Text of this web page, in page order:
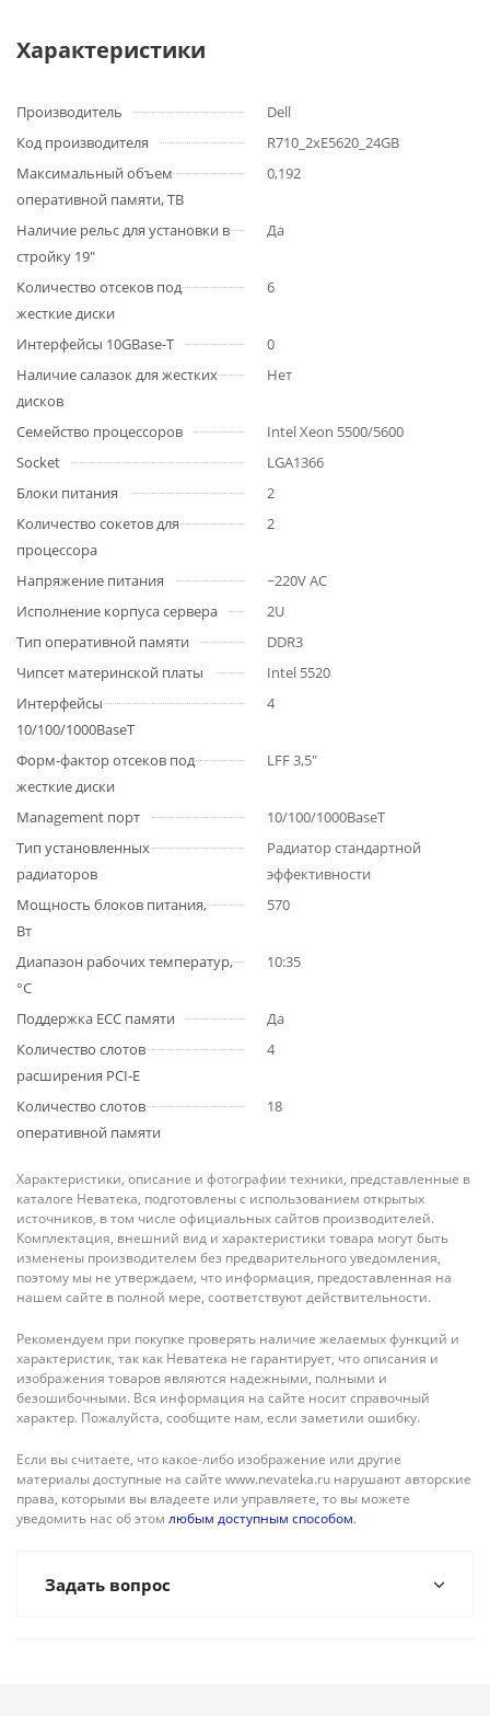
Характеристики
Производитель
Dell
Код производителя
R710_2xE5620_24GB
Максимальный объем
оперативной памяти, TB
0,192
Наличие рельс для установки в
стройку 19"
Да
Количество отсеков под
жесткие диски
6
Интерфейсы 10GBase-T
0
Наличие салазок для жестких
дисков
Нет
Семейство процессоров
Intel Xeon 5500/5600
Socket
LGA1366
Блоки питания
2
Количество сокетов для
процессора
2
Напряжение питания
~220V AC
Исполнение корпуса сервера
2U
Тип оперативной памяти
DDR3
Чипсет материнской платы
Intel 5520
Интерфейсы
10/100/1000BaseT
4
Форм-фактор отсеков под
жесткие диски
LFF 3,5"
Management порт
10/100/1000BaseT
Тип установленных
радиаторов
Радиатор стандартной
эффективности
Мощность блоков питания,
Вт
570
Диапазон рабочих температур,
°C
10:35
Поддержка ECC памяти
Да
Количество слотов
расширения PCI-E
4
Количество слотов
оперативной памяти
18
Характеристики, описание и фотографии техники, представленные в
каталоге Неватека, подготовлены с использованием открытых
источников, в том числе официальных сайтов производителей.
Комплектация, внешний вид и характеристики товара могут быть
изменены производителем без предварительного уведомления,
поэтому мы не утверждаем, что информация, предоставленная на
нашем сайте в полной мере, соответствуют действительности.
Рекомендуем при покупке проверять наличие желаемых функций и
характеристик, так как Неватека не гарантирует, что описания и
изображения товаров являются надежными, полными и
безошибочными. Вся информация на сайте носит справочный
характер. Пожалуйста, сообщите нам, если заметили ошибку.
Если вы считаете, что какое-либо изображение или другие
материалы доступные на сайте www.nevateka.ru нарушают авторские
права, которыми вы владеете или управляете, то вы можете
уведомить нас об этом любым доступным способом.
Задать вопрос